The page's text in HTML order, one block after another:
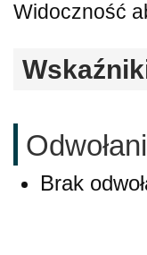
Widoczność
Brak